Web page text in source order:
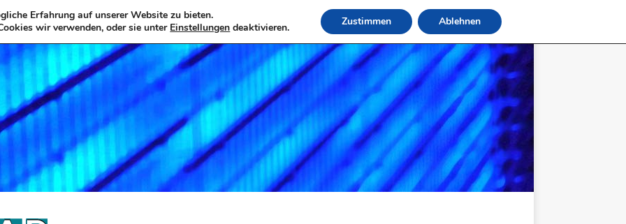
Erfahrung auf unserer Website zu bieten.
wir verwenden, oder sie unter Einstellungen deaktivieren. Zustimmen Ablehnen